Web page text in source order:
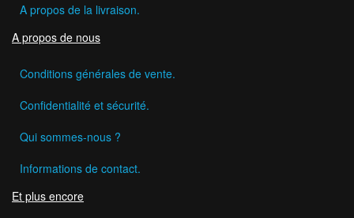
A propos de la livraison.
A propos de nous
Conditions générales de vente.
Confidentialité et sécurité.
Qui sommes-nous ?
Informations de contact.
Et plus encore